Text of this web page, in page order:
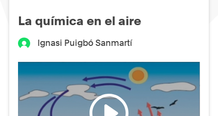
La química en el aire
Ignasi Puigbó Sanmartí